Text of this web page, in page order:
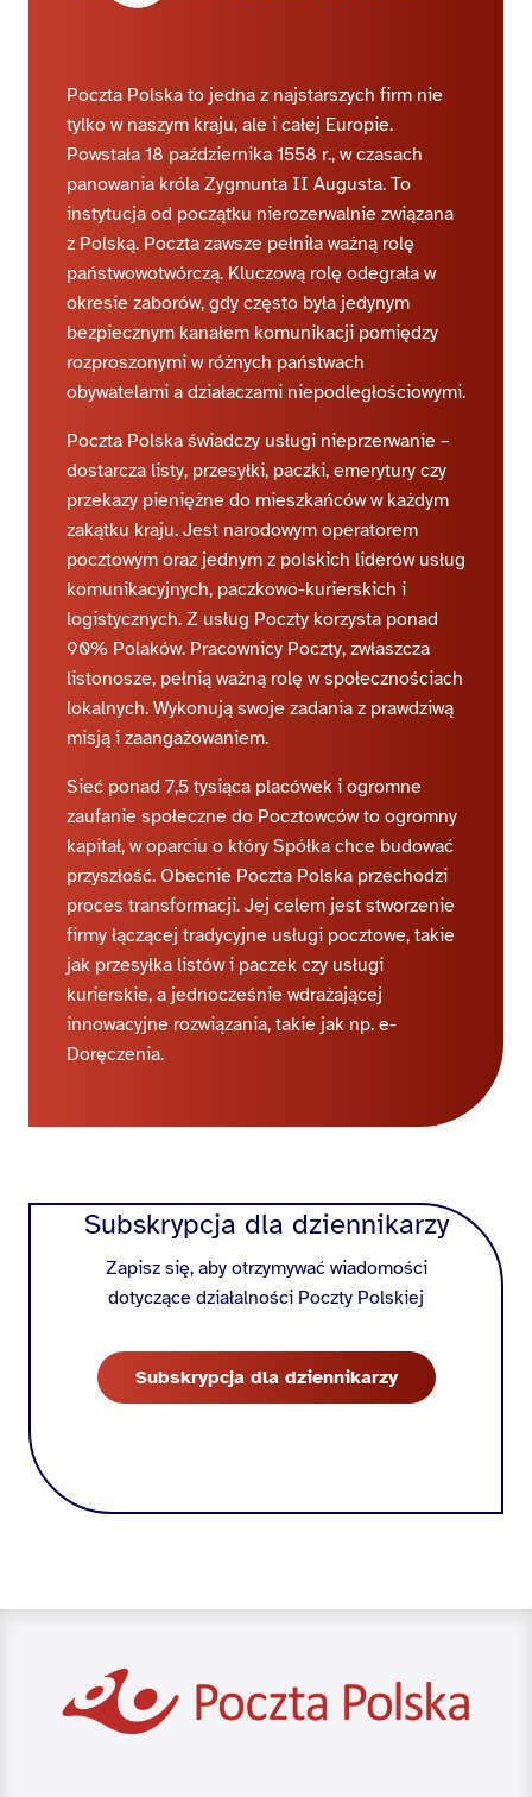
Poczta Polska to jedna z najstarszych firm nie
tylko w naszym kraju, ale i całej Europie.
Powstała 18 października 1558 r., w czasach
panowania króla Zygmunta II Augusta. To
instytucja od początku nierozerwalnie związana
z Polską. Poczta zawsze pełniła ważną rolę
państwowotwórczą. Kluczową rolę odegrała w
okresie zaborów, gdy często była jedynym
bezpiecznym kanałem komunikacji pomiędzy
rozproszonymi w różnych państwach
obywatelami a działaczami niepodległościowymi.
Poczta Polska świadczy usługi nieprzerwanie –
dostarcza listy, przesyłki, paczki, emerytury czy
przekazy pieniężne do mieszkańców w każdym
zakątku kraju. Jest narodowym operatorem
pocztowym oraz jednym z polskich liderów usług
komunikacyjnych, paczkowo-kurierskich i
logistycznych. Z usług Poczty korzysta ponad
90% Polaków. Pracownicy Poczty, zwłaszcza
listonosze, pełnią ważną rolę w społecznościach
lokalnych. Wykonują swoje zadania z prawdziwą
misją i zaangażowaniem.
Sieć ponad 7,5 tysiąca placówek i ogromne
zaufanie społeczne do Pocztowców to ogromny
kapitał, w oparciu o który Spółka chce budować
przyszłość. Obecnie Poczta Polska przechodzi
proces transformacji. Jej celem jest stworzenie
firmy łączącej tradycyjne usługi pocztowe, takie
jak przesyłka listów i paczek czy usługi
kurierskie, a jednocześnie wdrażającej
innowacyjne rozwiązania, takie jak np. e-
Doręczenia.
Subskrypcja dla dziennikarzy
Zapisz się, aby otrzymywać wiadomości
dotyczące działalności Poczty Polskiej
Subskrypcja dla dziennikarzy